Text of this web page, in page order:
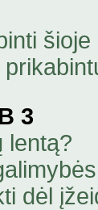
3
lentą?
dėl